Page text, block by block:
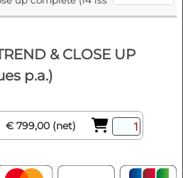
& CLOSE UP
p.a.)
€ 799,00 (net)